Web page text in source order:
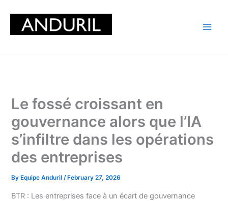
content
Le fossé croissant en
gouvernance alors que l’IA
s’infiltre dans les opérations
des entreprises
By Equipe Anduril/ February 27, 2026
BTR : Les entreprises face à un écart de gouvernance